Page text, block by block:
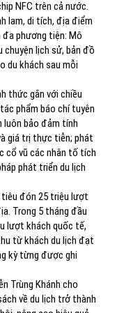
NFC trên cả nước.
lam, di tích, địa điểm
phương tiện: Mô
chuyện lịch sử, bản đồ
du khách sau mỗi
thức gắn với chiều
phẩm báo chí tuyên
luôn bảo đảm tính
giá trị thực tiễn; phát
cổ vũ các nhân tố tích
phát triển du lịch
tiêu đón 25 triệu lượt
Trong 5 tháng đầu
lượt khách quốc tế,
từ khách du lịch đạt
kỳ từng được ghi
Trùng Khánh cho
về du lịch trở thành